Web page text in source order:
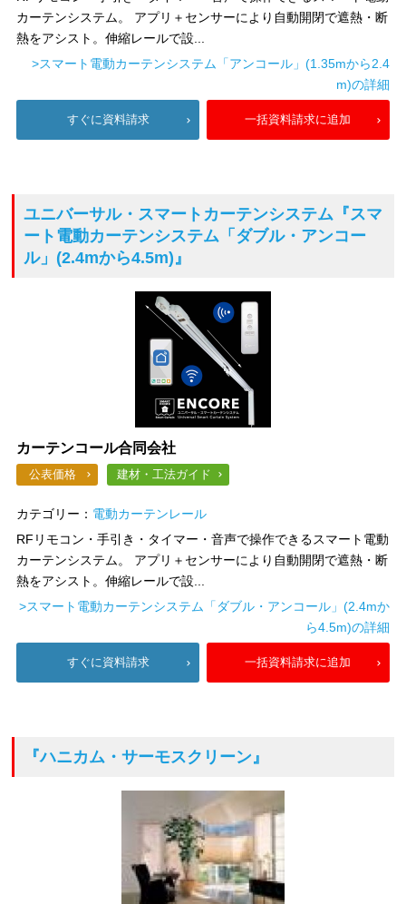
カーテンシステム。 アプリ＋センサーにより自動開閉で遮熱・断
熱をアシスト。伸縮レールで設...
>スマート電動カーテンシステム「アンコール」(1.35mから2.4
m)の詳細
すぐに資料請求 一括資料請求に追加
ユニバーサル・スマートカーテンシステム 『スマ
ート電動カーテンシステム「ダブル・アンコー
ル」(2.4mから4.5m)』
カーテンコール合同会社
公表価格 建材・工法ガイド
カテゴリー： 電動カーテンレール
RFリモコン・手引き・タイマー・音声で操作できるスマート電動
カーテンシステム。 アプリ＋センサーにより自動開閉で遮熱・断
熱をアシスト。伸縮レールで設...
>スマート電動カーテンシステム「ダブル・アンコール」(2.4mか
ら4.5m)の詳細
すぐに資料請求 一括資料請求に追加
『ハニカム・サーモスクリーン』